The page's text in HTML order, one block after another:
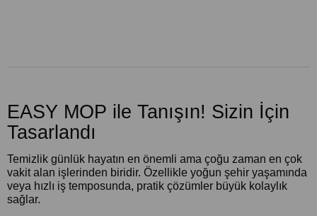
EASY MOP ile Tanışın! Sizin İçin
Tasarlandı
Temizlik günlük hayatın en önemli ama çoğu zaman en çok
vakit alan işlerinden biridir. Özellikle yoğun şehir yaşamında
veya hızlı iş temposunda, pratik çözümler büyük kolaylık
sağlar.